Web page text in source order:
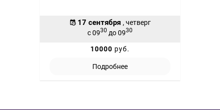
17 сентября , четверг
с 0930 до 0930
10000 руб.
Подробнее